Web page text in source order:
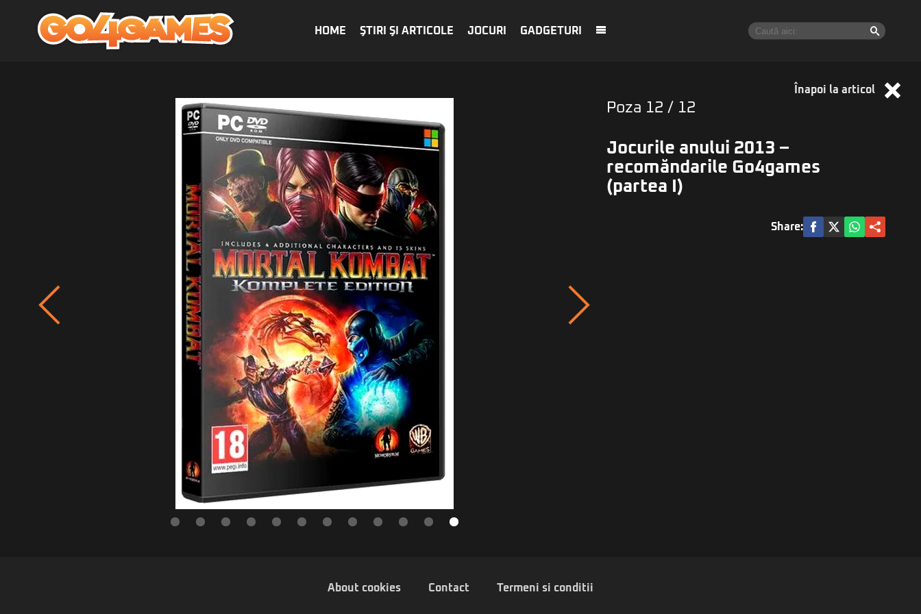
HOME ŞTIRI ŞI ARTICOLE JOCURI GADGETURI
Înapoi la articol
Poza 12 / 12
Jocurile anului 2013 –
recomăndarile Go4games
(partea I)
Share:
About cookies Contact Termeni si conditii